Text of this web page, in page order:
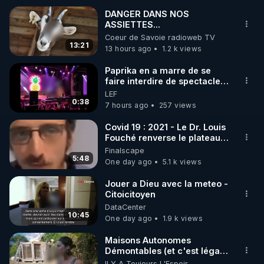
🌱 INSTAGRAM
https://www.instagram.com/rdlr_thierrycasasnovas/
http://rgnr.li/instagram
🌱 LA NEWSLETTER
Pour ne pas rater l’actualité RGNR (stages,
http://rgnr.li/news
🌱 VIDÉOS NON CENSURÉES SUR ODYSEE
Toutes les vidéos Youtube sont aussi sur la
http://rgnr.li/odysee
🌱 LES STAGES EN PRÉSENTIEL
13:21
DANGER DANS NOS
ASSIETTES...
Coeur de Savoie radioweb TV
13 hours ago
1.2 k views
0:38
Paprika en a marre de se
faire interdire de spectacle.
Elle décide donc de devenir
DJ !
LEF
7 hours ago
257 views
5:48
Covid 19 : 2021 - Le Dr. Louis
Fouché renverse le plateau
de CNews !
Finalscape
One day ago
5.1 k views
10:45
Jouer a Dieu avec la meteo -
Citoicitoyen
DataCenter
One day ago
1.9 k views
Maisons Autonomes
Démontables (et c'est légal).
Visite éco village en